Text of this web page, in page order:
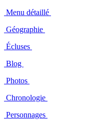
Menu détaillé
Géographie
Écluses
Blog
Photos
Chronologie
Personnages